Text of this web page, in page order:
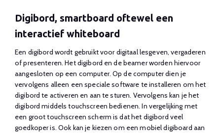
Digibord, smartboard oftewel een
interactief whiteboard
Een digibord wordt gebruikt voor digitaal lesgeven, vergaderen
of presenteren. Het digibord en de beamer worden hiervoor
aangesloten op een computer. Op de computer dien je
vervolgens alleen een speciale software te installeren om het
digibord te activeren en aan te sturen. Vervolgens kan je het
digibord middels touchscreen bedienen. In vergelijking met
een groot touchscreen scherm is dat het digibord veel
goedkoper is. Ook kan je kiezen om een mobiel digiboard aan